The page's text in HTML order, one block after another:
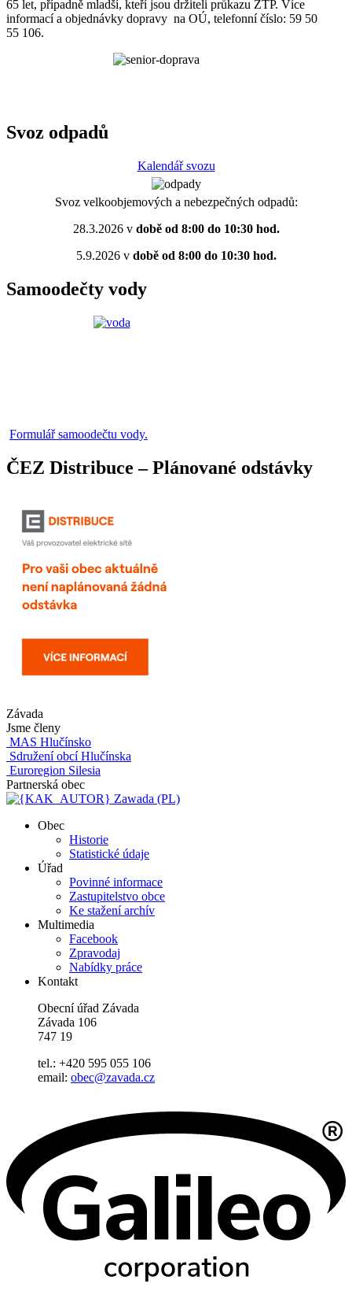
65 let, případně mladší, kteří jsou držiteli průkazu ZTP. Více
informací a objednávky dopravy na OÚ, telefonní číslo: 59 50
55 106.
Svoz odpadů
Kalendář svozu
Svoz velkoobjemových a nebezpečných odpadů:
28.3.2026 vdobě od 8:00 do 10:30 hod.
5.9.2026 vdobě od 8:00 do 10:30 hod.
Samoodečty vody
Formulář samoodečtu vody.
ČEZ Distribuce – Plánované odstávky
Závada
Jsme členy
MAS Hlučínsko
Sdružení obcí Hlučínska
Euroregion Silesia
Partnerská obec
Zawada (PL)
Obec
Historie
Statistické údaje
Úřad
Povinné informace
Zastupitelstvo obce
Ke stažení archív
Multimedia
Facebook
Zpravodaj
Nabídky práce
Kontakt
Obecní úřad Závada
Závada 106
747 19
tel.: +420 595 055 106
email: obec@zavada.cz